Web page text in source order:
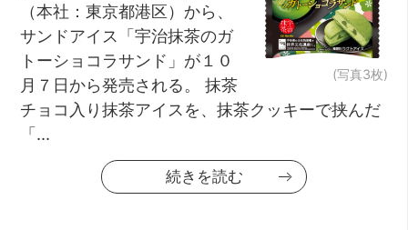
(写真3枚)
（本社：東京都港区）から、
サンドアイス「宇治抹茶のガ
トーショコラサンド」が１０
月７日から発売される。 抹茶
チョコ入り抹茶アイスを、抹茶クッキーで挟んだ
「...
続きを読む